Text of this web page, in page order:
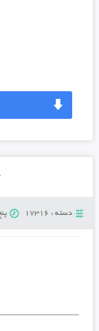
دسته : 17316